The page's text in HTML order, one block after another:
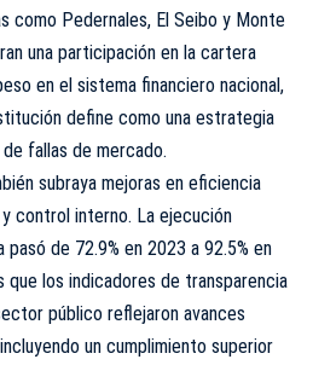
como Pedernales, El Seibo y Monte
una participación en la cartera
en el sistema financiero nacional,
define como una estrategia
fallas de mercado.
subraya mejoras en eficiencia
control interno. La ejecución
pasó de 72.9% en 2023 a 92.5% en
que los indicadores de transparencia
público reflejaron avances
un cumplimiento superior